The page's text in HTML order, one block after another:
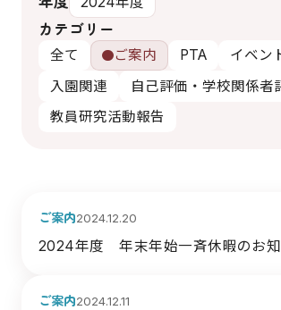
カテゴリー
全て ご案内 PTA
イベン
入園関連
自己評価・学校関係者
教員研究活動報告
ご案内
2024年度 年末年始一斉休暇のお
2024.12.20
ご案内2024.12.11